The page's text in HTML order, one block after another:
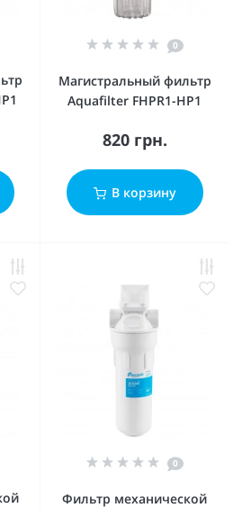
0
Магистральный фильтр
Aquafilter FHPR1-HP1
820 грн.
В корзину
0
Фильтр механической